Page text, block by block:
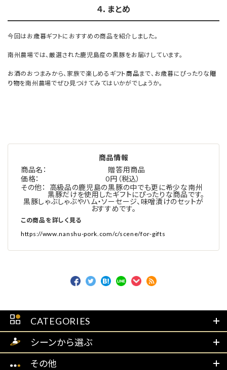
４．まとめ
今回はお歳暮ギフトにおすすめの商品を紹介しました。
南州農場では、厳選された鹿児島産の黒豚をお届けしています。
お酒のおつまみから、家族で楽しめるギフト商品まで、お歳暮にぴったりな贈
り物を南州農場でぜひ見つけてみてはいかがでしょうか。
商品情報
商品名
贈答用商品
価格
0円（税込）
その他
高級品の鹿児島の黒豚の中でも更に希少な南州
黒豚だけを使用したギフトにぴったりな商品です。
黒豚しゃぶしゃぶやハム・ソーセージ、味噌漬けのセットが
おすすめです。
この商品を詳しく見る
https://www.nanshu-pork.com/c/scene/for-gifts
CATEGORIES
シーンから選ぶ
その他